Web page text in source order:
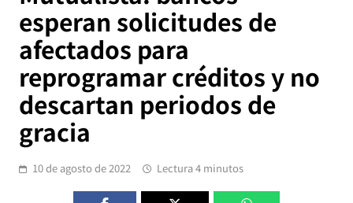
esperan solicitudes de
afectados para
reprogramar créditos y no
descartan periodos de
gracia
10 de agosto de 2022 Lectura 4 minutos